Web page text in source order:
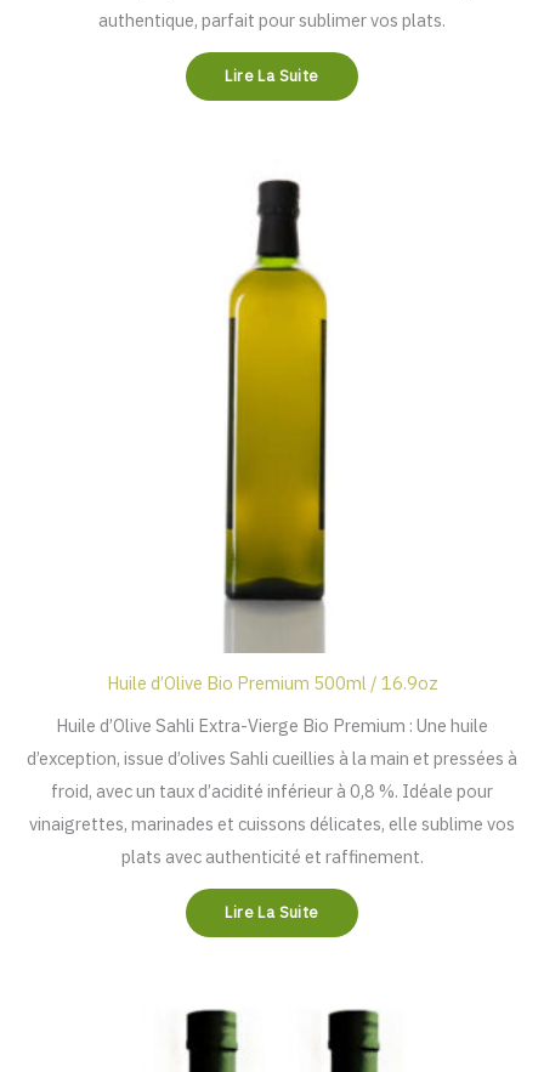
authentique, parfait pour sublimer vos plats.
Lire La Suite
Huile d’Olive Bio Premium 500ml / 16.9oz
Huile d’Olive Sahli Extra-Vierge Bio Premium : Une huile
d’exception, issue d’olives Sahli cueillies à la main et pressées à
froid, avec un taux d’acidité inférieur à 0,8 %. Idéale pour
vinaigrettes, marinades et cuissons délicates, elle sublime vos
plats avec authenticité et raffinement.
Lire La Suite